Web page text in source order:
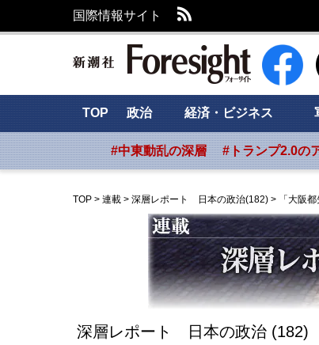
国際情報サイト
新潮社
TOP 政治 経済・ビジネス
#中東動乱の深層 #トランプ2.0の
TOP > 連載 > 深層レポート 日本の政治(182) > 「大阪
深層レポート 日本の政治 (182)